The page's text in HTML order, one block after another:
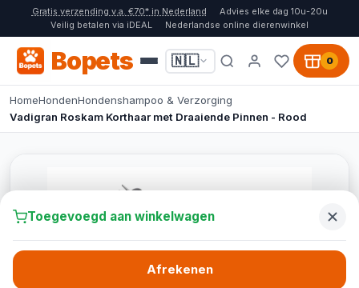
Gratis verzending v.a. €70* in Nederland
Advies elke dag 10u-20u
Veilig betalen via iDEAL
Nederlandse online dierenwinkel
Bopets 🇳🇱 0
HomeHondenHondenshampoo & Verzorging
Vadigran Roskam Korthaar met Draaiende Pinnen - Rood
Toegevoegd aan winkelwagen
Afrekenen